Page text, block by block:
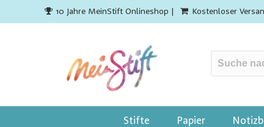
10 Jahre MeinStift Onlineshop | Kostenloser
Stifte Papier